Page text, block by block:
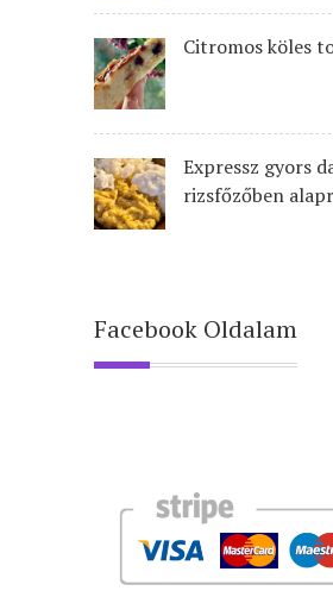
Citromos köles
Expressz gyors
rizsfőzőben
Facebook Oldalam